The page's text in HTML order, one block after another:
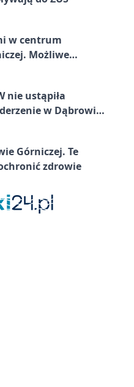
w centrum
Możliwe
nie ustąpiła
w Dąbrowie
Górniczej. Te
zdrowie